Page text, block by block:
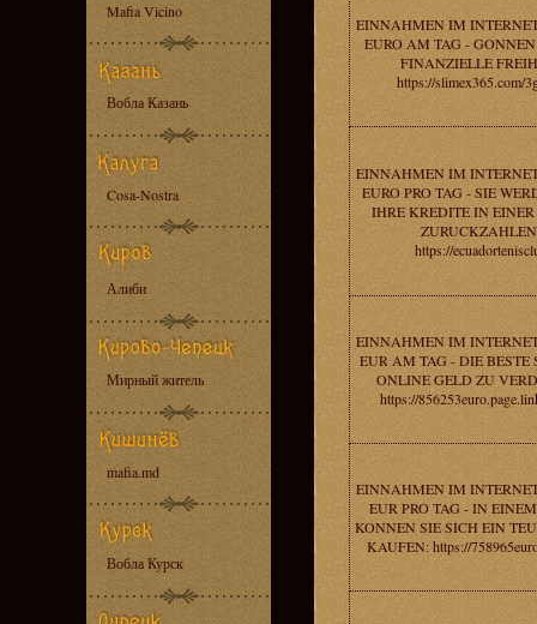
Mafia Vicino
Вобла Казань
Cosa-Nostra
Алиби
Мирный житель
mafia.md
Вобла Курск
EINNAHMEN IM
EURO AM TAG -
FINANZIELLE
https://slimex365.com/
EINNAHMEN IM
EURO PRO TAG - SIE
IHRE KREDITE IN EINER
https://
EINNAHMEN IM
EUR AM TAG - DIE BESTE
ONLINE GELD ZU
https://
EINNAHMEN IM
EUR PRO TAG - IN
KONNEN SIE SICH EIN
KAUFEN: https://